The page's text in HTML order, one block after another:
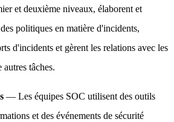
et deuxième niveaux, élaborent et
politiques en matière d'incidents,
d'incidents et gèrent les relations avec les
tâches.
— Les équipes SOC utilisent des outils
et des événements de sécurité